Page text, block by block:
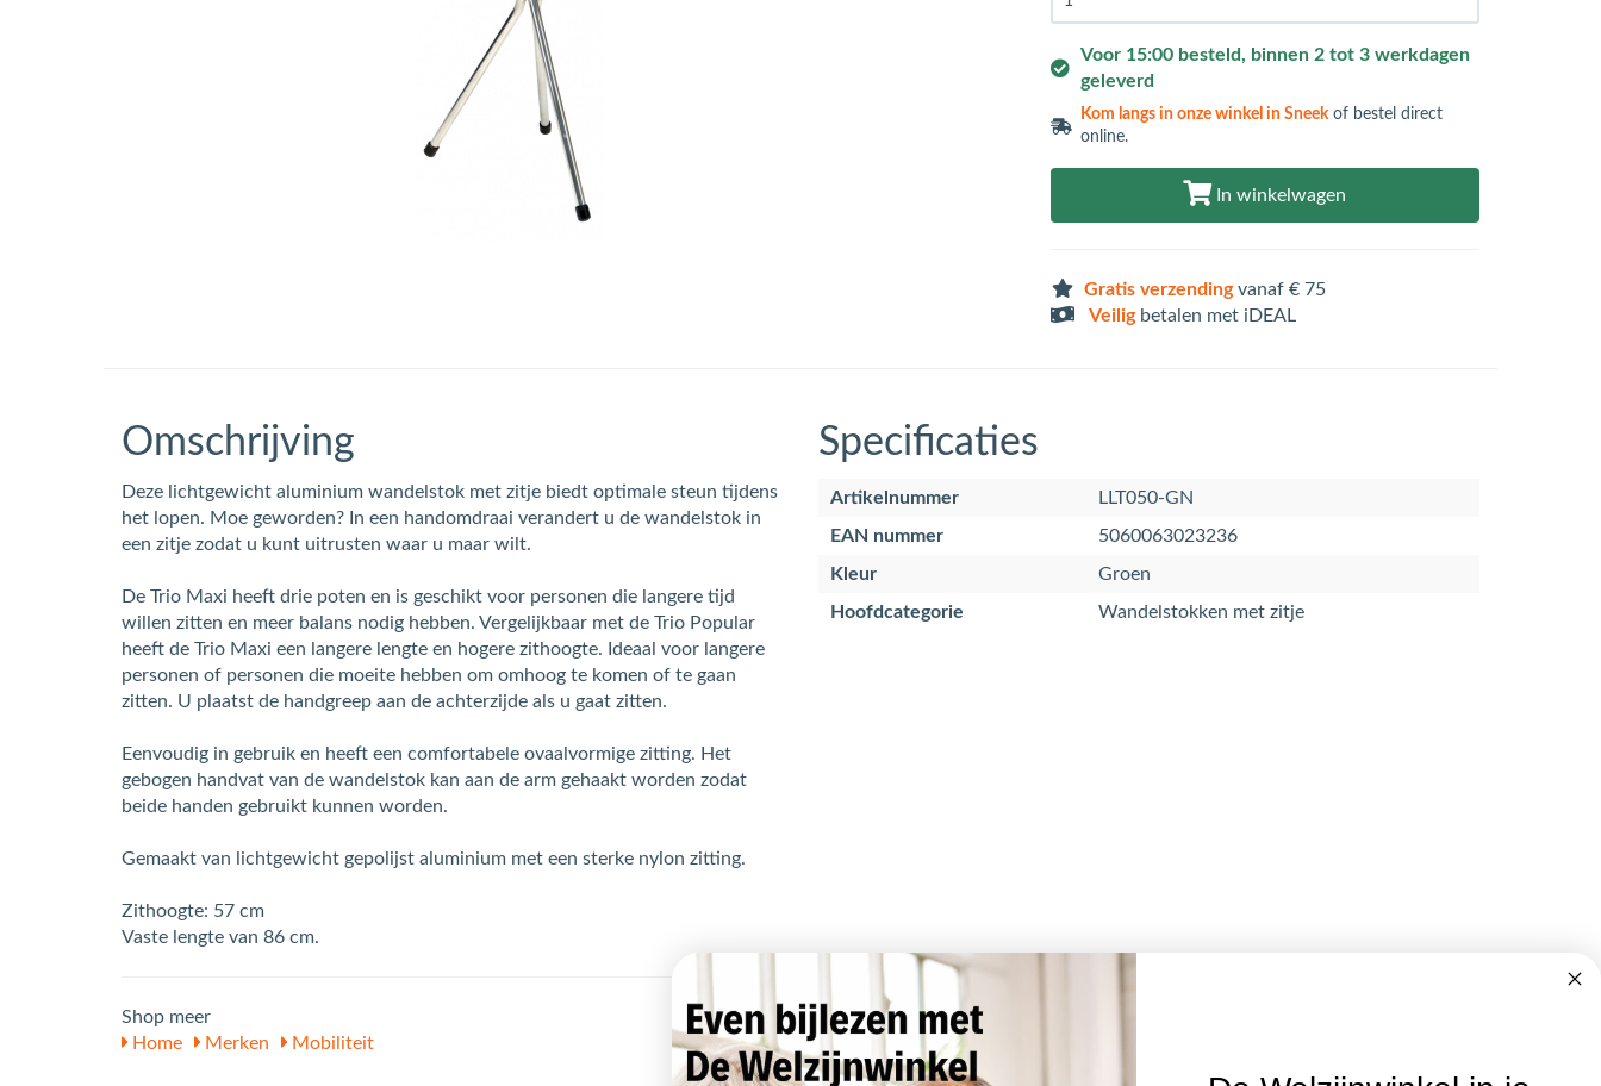
Voor 15:00 besteld, binnen 2 tot 3 werkdagen
geleverd
Kom langs in onze winkel in Sneekof bestel direct
online.
In winkelwagen
Gratis verzendingvanaf € 75
Veiligbetalen met iDEAL
Omschrijving
Deze lichtgewicht aluminium wandelstok met zitje biedt optimale steun tijdens
het lopen. Moe geworden? In een handomdraai verandert u de wandelstok in
een zitje zodat u kunt uitrusten waar u maar wilt.
De Trio Maxi heeft drie poten en is geschikt voor personen die langere tijd
willen zitten en meer balans nodig hebben. Vergelijkbaar met de Trio Popular
heeft de Trio Maxi een langere lengte en hogere zithoogte. Ideaal voor langere
personen of personen die moeite hebben om omhoog te komen of te gaan
zitten. U plaatst de handgreep aan de achterzijde als u gaat zitten.
Eenvoudig in gebruik en heeft een comfortabele ovaalvormige zitting. Het
gebogen handvat van de wandelstok kan aan de arm gehaakt worden zodat
beide handen gebruikt kunnen worden.
Gemaakt van lichtgewicht gepolijst aluminium met een sterke nylon zitting.
Zithoogte: 57 cm
Vaste lengte van 86 cm.
Specificaties
Artikelnummer
LLT050-GN
EAN nummer
5060063023236
Kleur
Groen
Hoofdcategorie
Wandelstokken met zitje
Shop meer
Home
Merken Mobiliteit